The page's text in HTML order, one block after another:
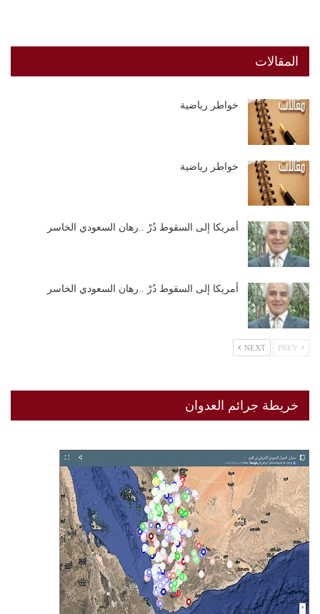
المقالات
خواطر رياضية
خواطر رياضية
أمريكا إلى السقوط دُرْ ..رهان السعودي الخاسر
أمريكا إلى السقوط دُرْ ..رهان السعودي الخاسر
NEXT
خريطة جرائم العدوان